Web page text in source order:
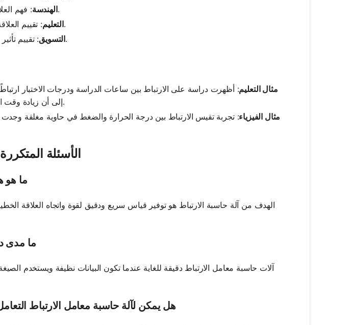
الهندسة: فهم العلاقة بين خصائص المواد والأداء الهيكلي.
التعليم: تقييم العلاقة بين عادات الدراسة والأداء الأكاديمي.
التسويق: تقييم تأثير الإنفاق الإعلاني على عائدات المبيعات.
مثال التعليم: أظهرت دراسة على الارتباط بين ساعات الدراسة ودرجات الاختبار ارتباطًا
إلى أن زيادة وقت الدراسة مرتبط بارتفاع درجات الاختبار.
مثال الفيزياء: تجربة تقيس الارتباط بين درجة الحرارة والضغط في حاوية مغلقة وجدت
الأسئلة
ما هو
الهدف من آلة حاسبة الارتباط هو توفير قياس سريع ودقيق لقوة واتجاه العلاقة
ما مدى
آلات حاسبة معامل الارتباط دقيقة للغاية عندما تكون البيانات نظيفة ويستخدم
هل يمكن لآلة حاسبة معامل الارتباط